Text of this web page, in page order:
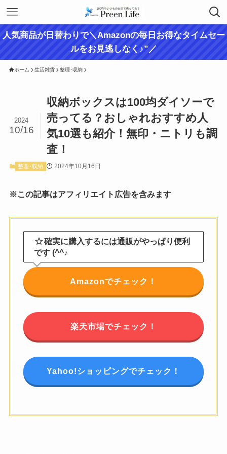
人気商品が日替わりで＼Amazonの毎日お得なタイムセー
ルをお見逃しなく♪”／
ホーム 生活雑貨 整理･収納
収納ボックスは100均ダイソーで
売ってる？おしゃれおすすめ人
気10選も紹介！無印・ニトリも調
査！
2024
10/16
整理･収納 2024年10月16日
※この記事はアフィリエイト広告を含みます
確実に購入するには通販がやっぱり便利
です (^^♪
Amazonでチェック！
楽天市場でチェック！
Yahoo!ショッピングでチェック！